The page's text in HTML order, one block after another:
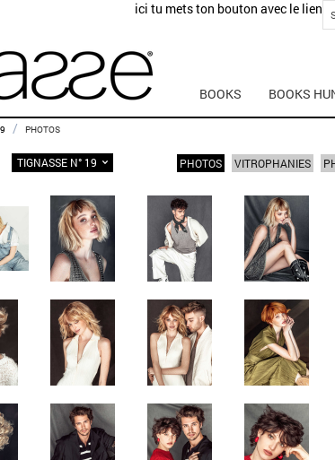
ici tu mets ton bouton avec le lien
BOOKS BOOKS
/ PHOTOS
TIGNASSE N° 19 PHOTOS VITROPHANIES